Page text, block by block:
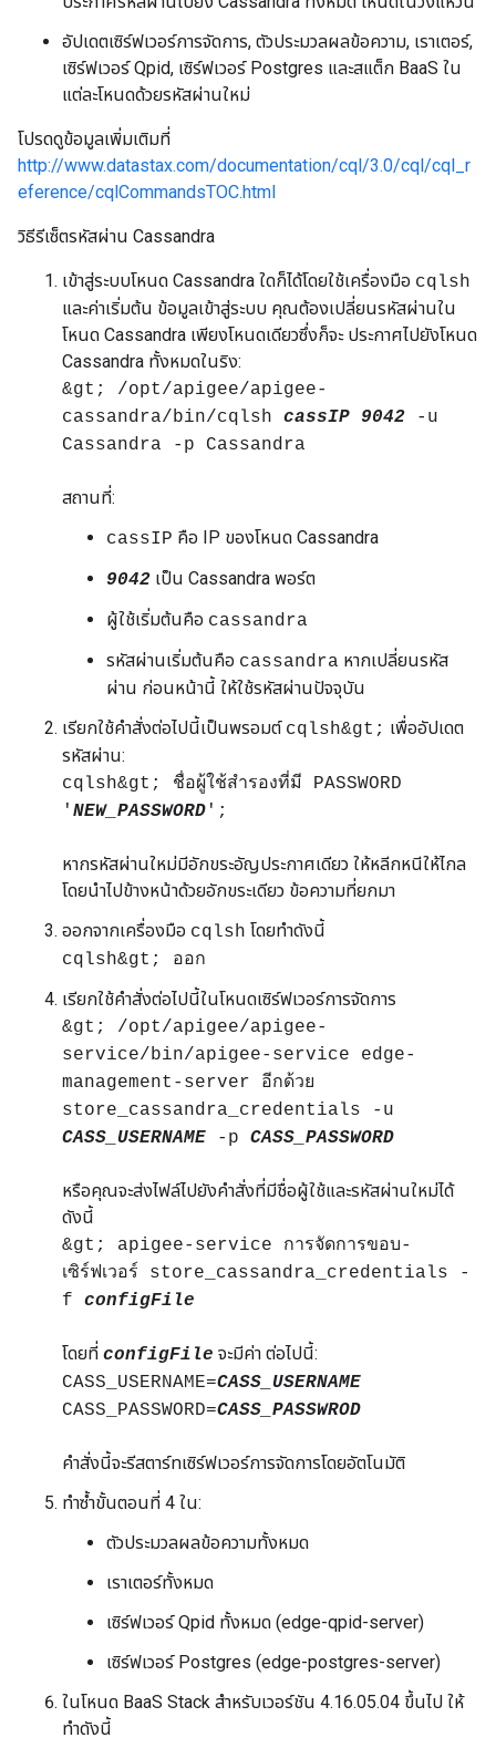
อัปเดตเซิร์ฟเวอร์การจัดการ, ตัวประมวลผลข้อความ, เราเตอร์,
เซิร์ฟเวอร์ Qpid, เซิร์ฟเวอร์ Postgres และสแต็ก BaaS ใน
แต่ละโหนดด้วยรหัสผ่านใหม่
โปรดดูข้อมูลเพิ่มเติมที่
http://www.datastax.com/documentation/cql/3.0/cql/cql_r
eference/cqlCommandsTOC.html
วิธีรีเซ็ตรหัสผ่าน Cassandra
เข้าสู่ระบบโหนด Cassandra ใดก็ได้โดยใช้เครื่องมือ cqlsh
และค่าเริ่มต้น ข้อมูลเข้าสู่ระบบ คุณต้องเปลี่ยนรหัสผ่านใน
โหนด Cassandra เพียงโหนดเดียวซึ่งก็จะ ประกาศไปยังโหนด
Cassandra ทั้งหมดในริง:
&gt; /opt/apigee/apigee-
cassandra/bin/cqlsh cassIP 9042 -u
Cassandra -p Cassandra
สถานที่:
cassIP คือ IP ของโหนด Cassandra
9042 เป็น Cassandra พอร์ต
ผู้ใช้เริ่มต้นคือ cassandra
รหัสผ่านเริ่มต้นคือ cassandra หากเปลี่ยนรหัส
ผ่าน ก่อนหน้านี้ ให้ใช้รหัสผ่านปัจจุบัน
เรียกใช้คำสั่งต่อไปนี้เป็นพรอมต์ cqlsh&gt; เพื่ออัปเดต
รหัสผ่าน:
cqlsh&gt; ชื่อผู้ใช้สำรองที่มี PASSWORD
' NEW_PASSWORD ';
หากรหัสผ่านใหม่มีอักขระอัญประกาศเดียว ให้หลีกหนีให้ไกล
โดยนำไปข้างหน้าด้วยอักขระเดียว ข้อความที่ยกมา
ออกจากเครื่องมือ cqlsh โดยทำดังนี้
cqlsh&gt; ออก
เรียกใช้คำสั่งต่อไปนี้ในโหนดเซิร์ฟเวอร์การจัดการ
&gt; /opt/apigee/apigee-
service/bin/apigee-service edge-
management-server อีกด้วย
store_cassandra_credentials -u
CASS_USERNAME -p CASS_PASSWORD
หรือคุณจะส่งไฟล์ไปยังคำสั่งที่มีชื่อผู้ใช้และรหัสผ่านใหม่ได้
ดังนี้
&gt; apigee-service การจัดการขอบ-
เซิร์ฟเวอร์ store_cassandra_credentials -
f configFile
โดยที่ configFile จะมีค่า ต่อไปนี้:
CASS_USERNAME=CASS_USERNAME
CASS_PASSWORD=CASS_PASSWROD
คำสั่งนี้จะรีสตาร์ทเซิร์ฟเวอร์การจัดการโดยอัตโนมัติ
ทำซ้ำขั้นตอนที่ 4 ใน:
ตัวประมวลผลข้อความทั้งหมด
เราเตอร์ทั้งหมด
เซิร์ฟเวอร์ Qpid ทั้งหมด (edge-qpid-server)
เซิร์ฟเวอร์ Postgres (edge-postgres-server)
ในโหนด BaaS Stack สำหรับเวอร์ชัน 4.16.05.04 ขึ้นไป ให้
ทำดังนี้